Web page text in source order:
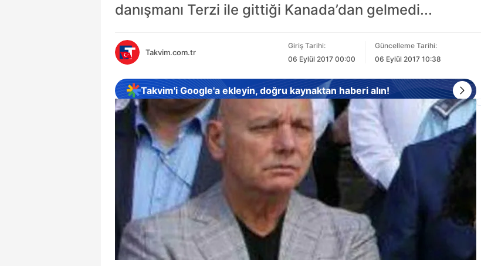
danışmanı Terzi ile gittiği Kanada’dan gelmedi...
Takvim.com.tr
Giriş Tarihi:
06 Eylül 2017 00:00
Güncelleme Tarihi:
06 Eylül 2017 10:38
Takvim'i Google'a ekleyin, doğru kaynaktan haberi alın!